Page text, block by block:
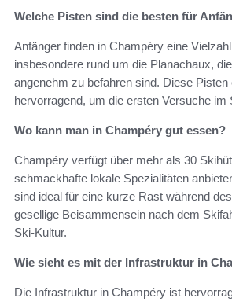
Welche Pisten sind die besten für
Anfänger finden in Champéry eine
insbesondere rund um die Planachaux,
angenehm zu befahren sind. Diese Pisten
hervorragend, um die ersten Versuche im
Wo kann man in Champéry gut essen?
Champéry verfügt über mehr als 30
schmackhafte lokale Spezialitäten
sind ideal für eine kurze Rast während
gesellige Beisammensein nach dem
Ski-Kultur.
Wie sieht es mit der Infrastruktur in
Die Infrastruktur in Champéry ist